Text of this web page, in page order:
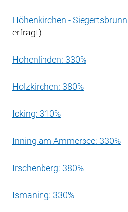
Höhenkirchen - Siegertsbrunn:
erfragt)
Hohenlinden: 330%
Holzkirchen: 380%
Icking: 310%
Inning am Ammersee: 330%
Irschenberg: 380%
Ismaning: 330%